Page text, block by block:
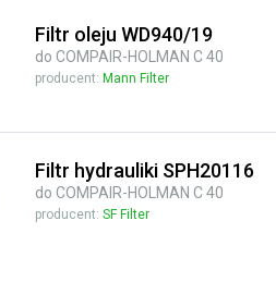
Filtr oleju WD940/19
do COMPAIR-HOLMAN C 40
producent: Mann Filter
Filtr hydrauliki SPH20116
do COMPAIR-HOLMAN C 40
producent:SF Filter